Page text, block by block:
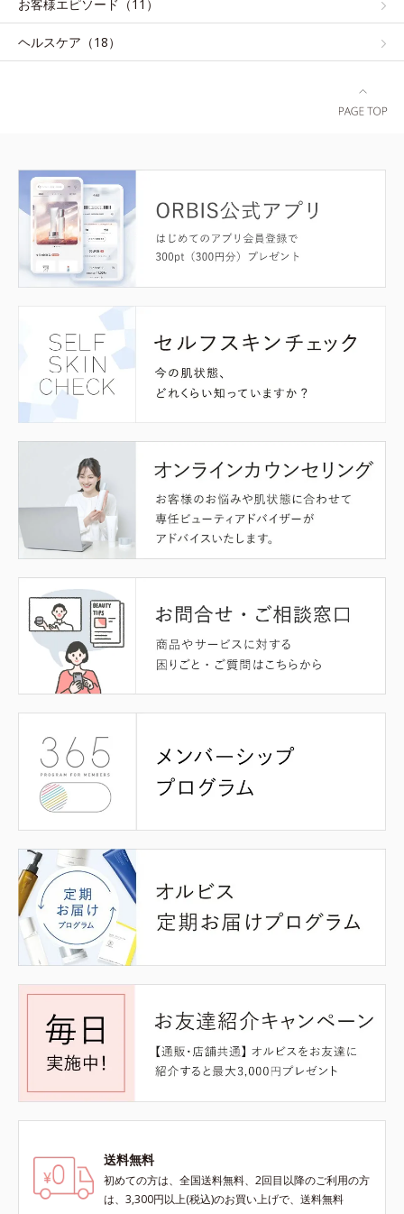
お客様エピソード（11）
ヘルスケア（18）
送料無料
初めての方は、全国送料無料、2回目以降のご利用の方
は、3,300円以上(税込)のお買い上げで、送料無料